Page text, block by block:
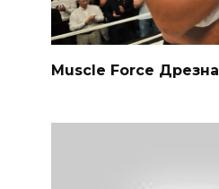
Muscle Force Дрезна